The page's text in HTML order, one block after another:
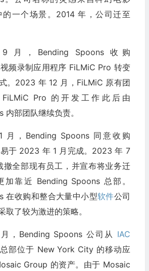
的一个场景。2014 年，公司迁至
月，Bending Spoons 收购
频录制应用程序 FiLMiC Pro 转变
。2023 年 12 月，FiLMiC 原有团
Pro 的开发工作此后由
部团队继续负责。
月，Bending Spoons 同意收购
于 2023 年 1 月完成。2023 年 7
撤全部现有员工，并宣布将业务迁
靠近 Bending Spoons 总部。
在收购和整合大量中小型软件公司
取了较为激进的策略。
，Bending Spoons 公司从 IAC
部位于 New York City 的移动应
Group 的资产。由于 Mosaic